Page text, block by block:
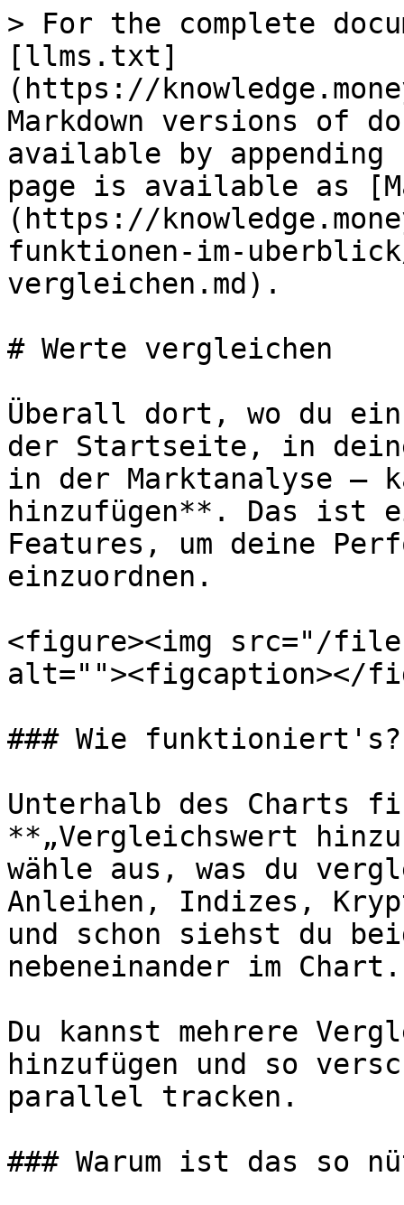
> For the complete
[llms.txt]
(https://
Markdown versions of
available by
page is available as
(https://
funktionen-im-
vergleichen.md).
# Werte vergleichen
Überall dort, wo du
der Startseite, in
in der Marktanalyse –
hinzufügen**. Das ist
Features, um deine
einzuordnen.
<figure><img src="/files/
alt=""><figcaption></
### Wie funktioniert's?
Unterhalb des Charts
**„Vergleichswert
wähle aus, was du
Anleihen, Indizes,
und schon siehst du
nebeneinander im Chart.
Du kannst mehrere
hinzufügen und so
parallel tracken.
### Warum ist das so